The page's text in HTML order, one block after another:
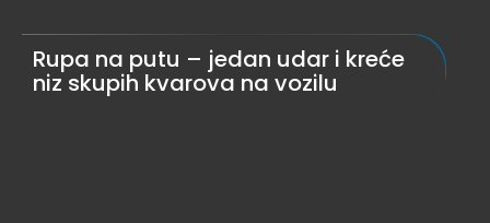
Rupa na putu – jedan udar i kreće
niz skupih kvarova na vozilu